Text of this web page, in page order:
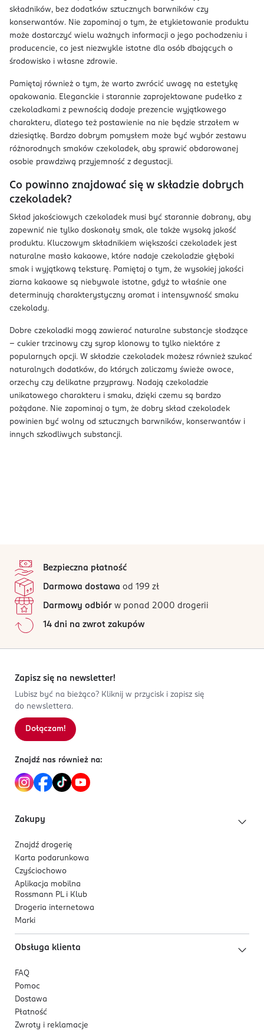
składników, bez dodatków sztucznych barwników czy
konserwantów. Nie zapominaj o tym, że etykietowanie produktu
może dostarczyć wielu ważnych informacji o jego pochodzeniu i
producencie, co jest niezwykle istotne dla osób dbających o
środowisko i własne zdrowie.
Pamiętaj również o tym, że warto zwrócić uwagę na estetykę
opakowania. Eleganckie i starannie zaprojektowane pudełko z
czekoladkami z pewnością dodaje prezencie wyjątkowego
charakteru, dlatego też postawienie na nie będzie strzałem w
dziesiątkę. Bardzo dobrym pomysłem może być wybór zestawu
różnorodnych smaków czekoladek, aby sprawić obdarowanej
osobie prawdziwą przyjemność z degustacji.
Co powinno znajdować się w składzie dobrych
czekoladek?
Skład jakościowych czekoladek musi być starannie dobrany, aby
zapewnić nie tylko doskonały smak, ale także wysoką jakość
produktu. Kluczowym składnikiem większości czekoladek jest
naturalne masło kakaowe, które nadaje czekoladzie głęboki
smak i wyjątkową teksturę. Pamiętaj o tym, że wysokiej jakości
ziarna kakaowe są niebywale istotne, gdyż to właśnie one
determinują charakterystyczny aromat i intensywność smaku
czekolady.
Dobre czekoladki mogą zawierać naturalne substancje słodzące
– cukier trzcinowy czy syrop klonowy to tylko niektóre z
popularnych opcji. W składzie czekoladek możesz również szukać
naturalnych dodatków, do których zaliczamy świeże owoce,
orzechy czy delikatne przyprawy. Nadają czekoladzie
unikatowego charakteru i smaku, dzięki czemu są bardzo
pożądane. Nie zapominaj o tym, że dobry skład czekoladek
powinien być wolny od sztucznych barwników, konserwantów i
innych szkodliwych substancji.
Bezpieczna płatność
Darmowa dostawa od 199 zł
Darmowy odbiór w ponad 2000 drogerii
14 dni na zwrot zakupów
Zapisz się na newsletter!
Lubisz być na bieżąco? Kliknij w przycisk i zapisz się
do newslettera.
Dołączam!
Znajdź nas również na:
Zakupy
Znajdź drogerię
Karta podarunkowa
Czyściochowo
Aplikacja mobilna
Rossmann PL i Klub
Drogeria internetowa
Marki
Obsługa klienta
FAQ
Pomoc
Dostawa
Płatność
Zwroty i reklamacje